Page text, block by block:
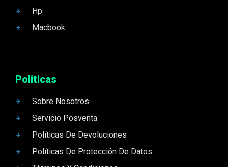
Hp
Macbook
Politicas
Sobre Nosotros
Servicio Posventa
Políticas De Devoluciones
Políticas De Protección De Datos